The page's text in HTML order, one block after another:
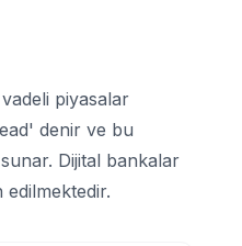
piyasalar
denir ve bu
Dijital bankalar